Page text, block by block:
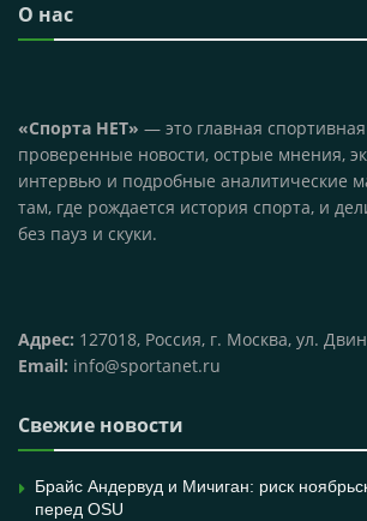
О нас
«Спорта НЕТ» — это главная
проверенные новости, острые мнения,
интервью и подробные аналитические
там, где рождается история спорта, и
без пауз и скуки.
Адрес: 127018, Россия, г. Москва, ул.
Email: info@sportanet.ru
Свежие новости
Брайс Андервуд и Мичиган: риск
перед OSU